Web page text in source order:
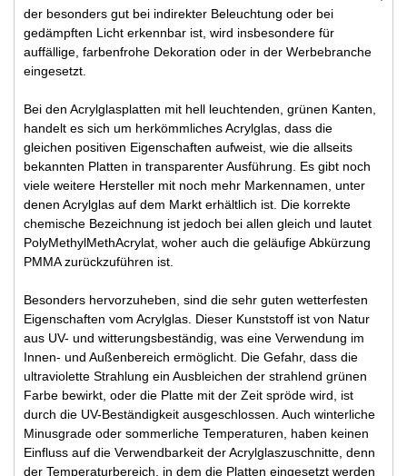
der besonders gut bei indirekter Beleuchtung oder bei
gedämpften Licht erkennbar ist, wird insbesondere für
auffällige, farbenfrohe Dekoration oder in der Werbebranche
eingesetzt.
Bei den Acrylglasplatten mit hell leuchtenden, grünen Kanten,
handelt es sich um herkömmliches Acrylglas, dass die
gleichen positiven Eigenschaften aufweist, wie die allseits
bekannten Platten in transparenter Ausführung. Es gibt noch
viele weitere Hersteller mit noch mehr Markennamen, unter
denen Acrylglas auf dem Markt erhältlich ist. Die korrekte
chemische Bezeichnung ist jedoch bei allen gleich und lautet
PolyMethylMethAcrylat, woher auch die geläufige Abkürzung
PMMA zurückzuführen ist.
Besonders hervorzuheben, sind die sehr guten wetterfesten
Eigenschaften vom Acrylglas. Dieser Kunststoff ist von Natur
aus UV- und witterungsbeständig, was eine Verwendung im
Innen- und Außenbereich ermöglicht. Die Gefahr, dass die
ultraviolette Strahlung ein Ausbleichen der strahlend grünen
Farbe bewirkt, oder die Platte mit der Zeit spröde wird, ist
durch die UV-Beständigkeit ausgeschlossen. Auch winterliche
Minusgrade oder sommerliche Temperaturen, haben keinen
Einfluss auf die Verwendbarkeit der Acrylglaszuschnitte, denn
der Temperaturbereich, in dem die Platten eingesetzt werden